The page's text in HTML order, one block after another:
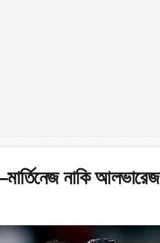
নাকি আলভারেজ